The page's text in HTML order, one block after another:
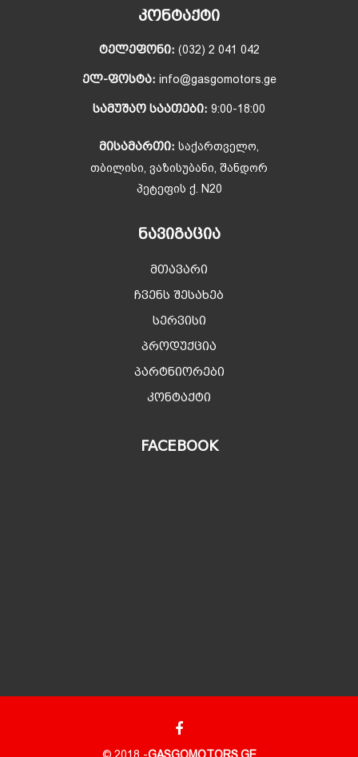
ᲙᲝᲜᲢᲐᲥᲢᲘ
ᲢᲔᲚᲔᲤᲝᲜᲘ: (032) 2 041 042
ᲔᲚ-ᲤᲝᲡᲢᲐ: info@gasgomotors.ge
ᲡᲐᲛᲣᲨᲐᲝ ᲡᲐᲐᲗᲔᲑᲘ: 9:00-18:00
ᲛᲘᲡᲐᲛᲐᲠᲗᲘ: საქართველო,
თბილისი, ვაზისუბანი, შანდორ
პეტეფის ქ. N20
ᲜᲐᲕᲘᲒᲐᲪᲘᲐ
მთავარი
ჩვენს შესახებ
სერვისი
პროდუქცია
პარტნიორები
კონტაქტი
FACEBOOK